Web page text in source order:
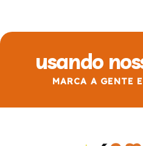
usando
MARCA A GENTE